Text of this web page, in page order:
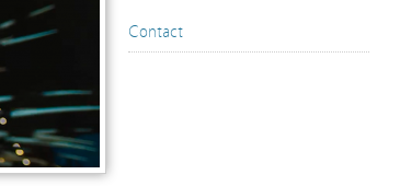
Contact